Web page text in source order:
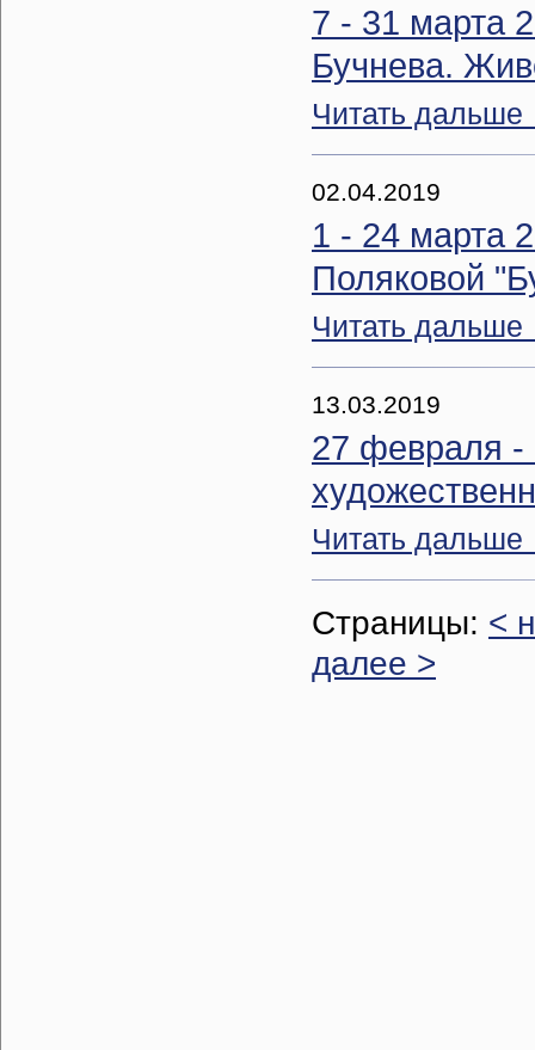
7 - 31 марта
Бучнева.
Читать
02.04.2019
1 - 24 марта
Поляковой
Читать
13.03.2019
27 февраля -
Читать
Страницы: <
далее >